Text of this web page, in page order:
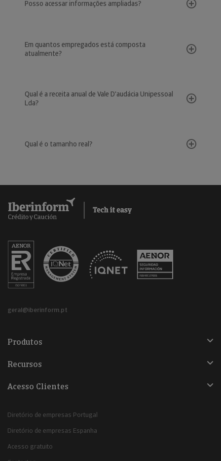
Posso acessar informações ampliadas?
Em quantos empregados está composta
atualmente?
Qual é a receita anual de Vale D'audácia Unipessoal
Lda?
Qual é o tamanho real?
geral@iberinform.pt
Produtos
Recursos
Acesso Clientes
Diretório de empresas Portugal
Diretório de empresas Espanha
Acesso gratuito